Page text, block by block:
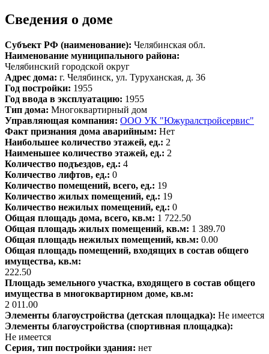
Сведения о доме
Субъект РФ (наименование): Челябинская обл.
Наименование муниципального района:
Челябинский городской округ
Адрес дома: г. Челябинск, ул. Туруханская, д. 36
Год постройки: 1955
Год ввода в эксплуатацию: 1955
Тип дома: Многоквартирный дом
Управляющая компания: ООО УК "Южуралстройсервис"
Факт признания дома аварийным: Нет
Наибольшее количество этажей, ед.: 2
Наименьшее количество этажей, ед.: 2
Количество подъездов, ед.: 4
Количество лифтов, ед.: 0
Количество помещений, всего, ед.: 19
Количество жилых помещений, ед.: 19
Количество нежилых помещений, ед.: 0
Общая площадь дома, всего, кв.м: 1 722.50
Общая площадь жилых помещений, кв.м: 1 389.70
Общая площадь нежилых помещений, кв.м: 0.00
Общая площадь помещений, входящих в состав общего
имущества, кв.м:
222.50
Площадь земельного участка, входящего в состав общего
имущества в многоквартирном доме, кв.м:
2 011.00
Элементы благоустройства (детская площадка): Не имеется
Элементы благоустройства (спортивная площадка):
Не имеется
Серия, тип постройки здания: нет